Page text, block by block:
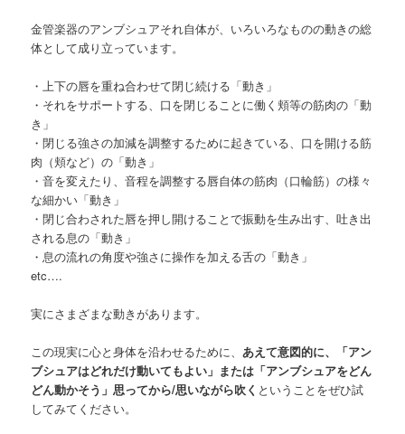
金管楽器のアンブシュアそれ自体が、いろいろなものの動きの総
体として成り立っています。
・上下の唇を重ね合わせて閉じ続ける「動き」
・それをサポートする、口を閉じることに働く頬等の筋肉の「動
き」
・閉じる強さの加減を調整するために起きている、口を開ける筋
肉（頬など）の「動き」
・音を変えたり、音程を調整する唇自体の筋肉（口輪筋）の様々
な細かい「動き」
・閉じ合わされた唇を押し開けることで振動を生み出す、吐き出
される息の「動き」
・息の流れの角度や強さに操作を加える舌の「動き」
etc….
実にさまざまな動きがあります。
この現実に心と身体を沿わせるために、あえて意図的に、「アン
ブシュアはどれだけ動いてもよい」または「アンブシュアをどん
どん動かそう」思ってから/思いながら吹く ということをぜひ試
してみてください。